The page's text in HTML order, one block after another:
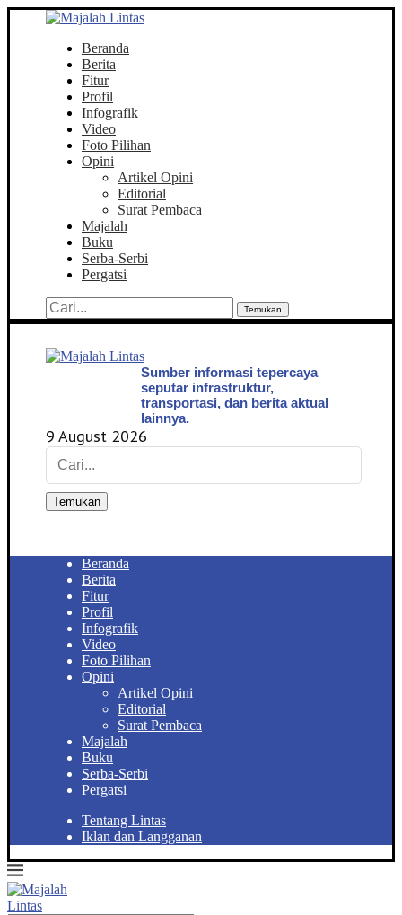
Beranda
Berita
Fitur
Profil
Infografik
Video
Foto Pilihan
Opini
Artikel Opini
Editorial
Surat Pembaca
Majalah
Buku
Serba-Serbi
Pergatsi
Temukan
Sumber informasi tepercaya
seputar infrastruktur,
transportasi, dan berita aktual
lainnya.
9 August 2026
Temukan
Beranda
Berita
Fitur
Profil
Infografik
Video
Foto Pilihan
Opini
Artikel Opini
Editorial
Surat Pembaca
Majalah
Buku
Serba-Serbi
Pergatsi
Tentang Lintas
Iklan dan Langganan